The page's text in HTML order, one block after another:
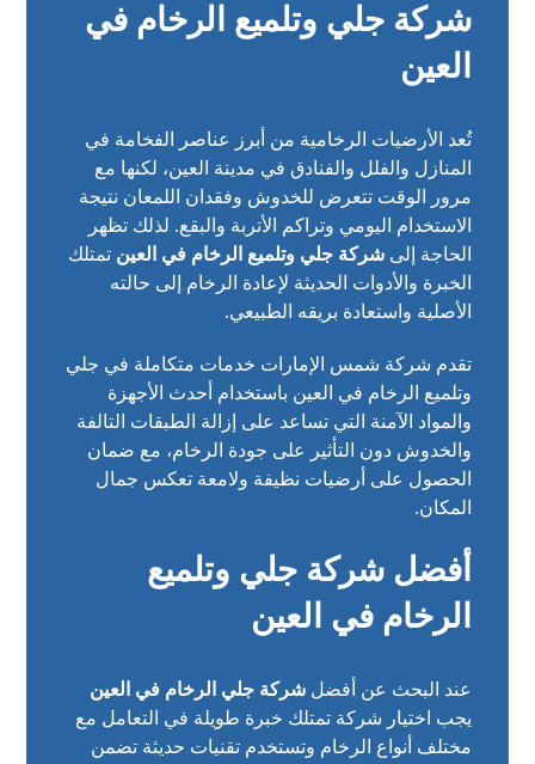
شركة جلي وتلميع الرخام في
العين
تُعد الأرضيات الرخامية من أبرز عناصر الفخامة في
المنازل والفلل والفنادق في مدينة العين، لكنها مع
مرور الوقت تتعرض للخدوش وفقدان اللمعان نتيجة
الاستخدام اليومي وتراكم الأتربة والبقع. لذلك تظهر
الحاجة إلىشركة جلي وتلميع الرخام في العين تمتلك
الخبرة والأدوات الحديثة لإعادة الرخام إلى حالته
الأصلية واستعادة بريقه الطبيعي.
تقدم شركة شمس الإمارات خدمات متكاملة في جلي
وتلميع الرخام في العين باستخدام أحدث الأجهزة
والمواد الآمنة التي تساعد على إزالة الطبقات التالفة
والخدوش دون التأثير على جودة الرخام، مع ضمان
الحصول على أرضيات نظيفة ولامعة تعكس جمال
المكان.
أفضل شركة جلي وتلميع
الرخام في العين
عند البحث عن أفضل شركة جلي الرخام في العين
يجب اختيار شركة تمتلك خبرة طويلة في التعامل مع
مختلف أنواع الرخام وتستخدم تقنيات حديثة تضمن